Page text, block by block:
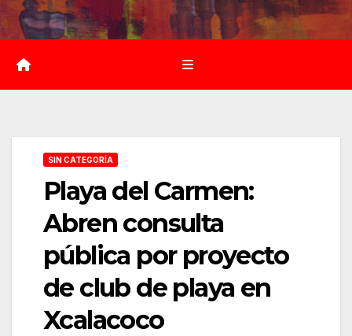
Saltar
al
contenido
SIN CATEGORÍA
Playa del Carmen:
Abren consulta
pública por proyecto
de club de playa en
Xcalacoco